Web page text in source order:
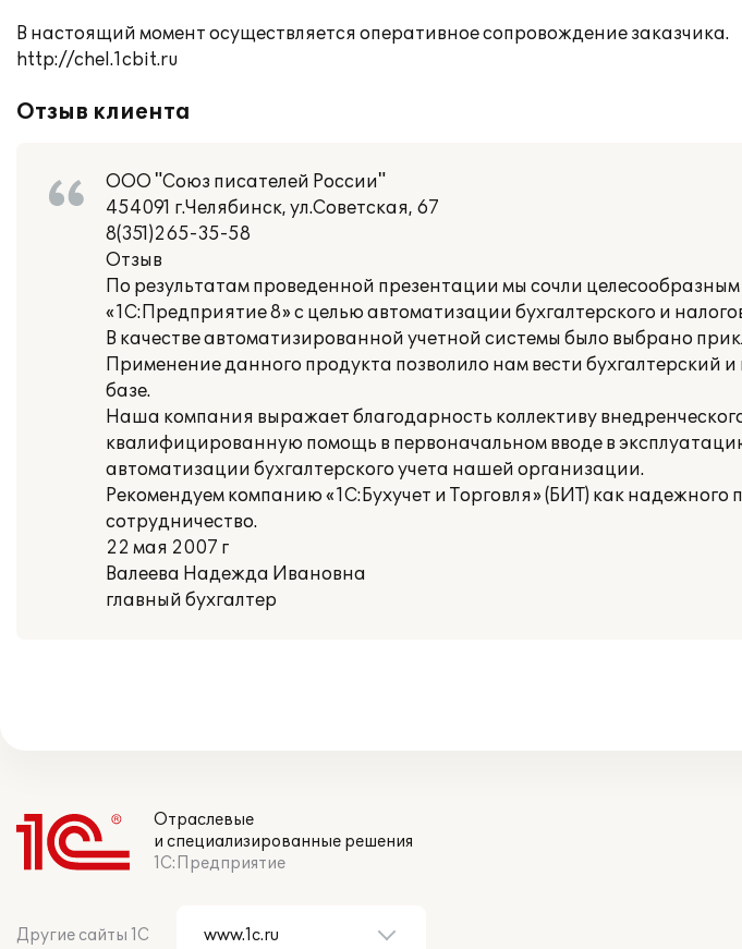
В настоящий момент осуществляется оперативное сопровождение заказчика.
http://chel.1cbit.ru
Отзыв клиента
ООО "Союз писателей России"
454091 г.Челябинск, ул.Советская, 67
8(351)265-35-58
Отзыв
По результатам проведенной презентации мы сочли
«1С:Предприятие 8» с целью автоматизации бухгалтерского и
В качестве автоматизированной учетной системы было выбрано
Применение данного продукта позволило нам вести бухгалтерский
базе.
Наша компания выражает благодарность коллективу
квалифицированную помощь в первоначальном вводе в
автоматизации бухгалтерского учета нашей организации.
Рекомендуем компанию «1С:Бухучет и Торговля» (БИТ) как
сотрудничество.
22 мая 2007 г
Валеева Надежда Ивановна
главный бухгалтер
Отраслевые
и специализированные решения
1С:Предприятие
Другие сайты 1С